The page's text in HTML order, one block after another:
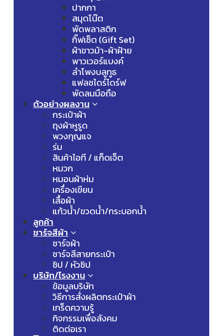
ปากกา
สมุดโน๊ต
พัดพลาสติก
กิ๊ฟเซ็ต (Gift Set)
ผ้าขาวม้า-ผ้าฝ้าย
พาวเวอร์แบงค์
ลำโพงบลูทูธ
แฟลชไดร์ไดร์ฟ
พัดลมมือถือ
ตัวอย่างผลงาน
กระเป๋าผ้า
ถุงผ้าหูรูด
พวงกุญแจ
ร่ม
สินค้าไอที / แก็ดเจ็ต
หมวก
หมอนผ้าห่ม
เครื่องเขียน
เสื้อผ้า
แก้วน้ำ/ขวดน้ำ/กระบอกน้ำ
ลูกค้า
ชาร์จสีผ้า
ชาร์จผ้า
ชาร์จสีสายกระเป๋า
ซิป / หัวซิป
บริษัท/โรงงาน
ข้อมูลบริษัท
วิธีการสั่งผลิตกระเป๋าผ้า
เกร็ดความรู้
กิจกรรมเพื่อสังคม
ติดต่อเรา